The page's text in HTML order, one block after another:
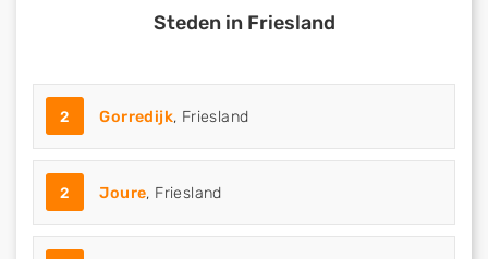
Steden in Friesland
2 Gorredijk, Friesland
2 Joure, Friesland